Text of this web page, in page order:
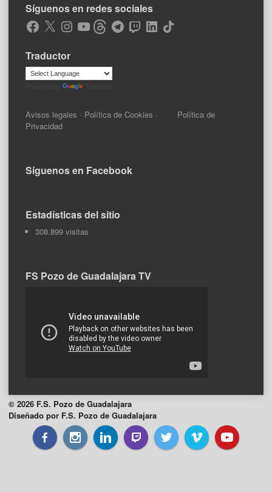
Síguenos en redes sociales
Facebook
X Instagram
YouTubeThreadsTelegramTwitchLinkedIn
TikTok
Traductor
Avisos legales · Política de Cookies · Política de
Privacidad
Síguenos en Facebook
Estadísticas del sitio
308.899 visitas
FS Pozo de Guadalajara TV
© 2026 F.S. Pozo de Guadalajara
Diseñado por F.S. Pozo de Guadalajara